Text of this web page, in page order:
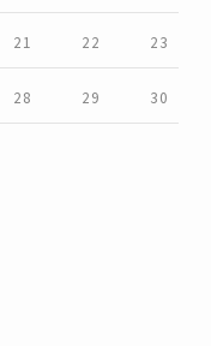
21 22 23
28 29 30